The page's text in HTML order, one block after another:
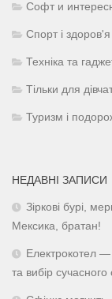
Софт и
Спорт і здоров'я
Техніка та
Тільки для
Туризм і
НЕДАВНІ ЗАПИСИ
Зіркові бурі,
Мексика, братан!
Електрокотел
та вибір